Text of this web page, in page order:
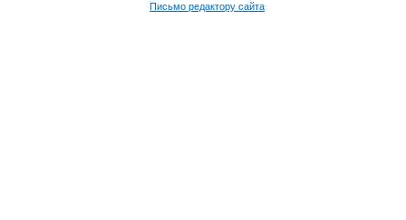
Письмо редактору сайта